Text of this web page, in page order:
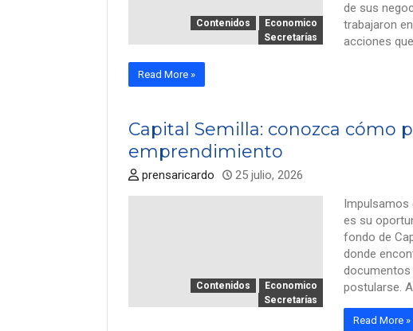
Contenidos
Economico
Secretarías
de sus
trabajaron
acciones
Read More »
Capital Semilla: conozca cómo
emprendimiento
prensaricardo 25 julio, 2026
Contenidos
Economico
Secretarías
Impulsamos
es su
fondo de
donde
documentos
postularse.
Read More »